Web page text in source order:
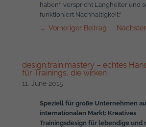
haben“, verspricht Langheiter und
funktioniert Nachhaltigkeit.“
← Vorheriger Beitrag
design.train.mastery – echtes
für Trainings, die wirken
11. June 2015
Speziell für große Unternehmen
internationalen Markt: Kreatives
Trainingsdesign für lebendige und